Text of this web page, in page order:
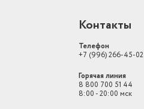
Контакты
Телефон
+7 (996) 266-45-02
Горячая линия
8 800 700 51 44
8:00 - 20:00 мск